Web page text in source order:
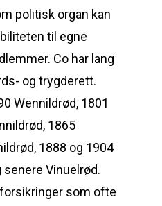
politisk organ kan
til egne
Co har lang
og trygderett.
Wennildrød, 1801
1865
1888 og 1904
senere Vinuelrød.
som ofte